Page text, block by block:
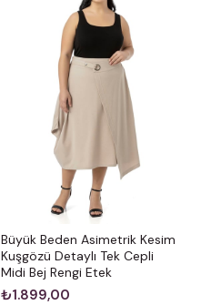
Büyük Beden Asimetrik Kesim
Kuşgözü Detaylı Tek Cepli
Midi Bej Rengi Etek
₺1.899,00